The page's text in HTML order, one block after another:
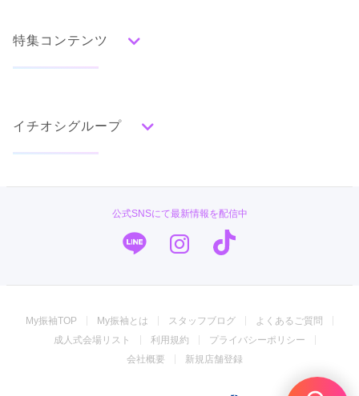
みんなの振袖ランキングトップ
色別ランキング
グレー
黒 白
エレガント キュート クール
百合
橘 蝶 鶴 松竹梅 扇面 車
華籠
熨斗
宝尽 波 雪輪 雲取り 道長取り
矢絣
縞 その他
口コミから探す
特集コンテンツ
ママ振特集
個性的振袖コーディネート特集
成人式レポート
振袖ブランド特集
イチオシグループ
ジョイフル恵利
振袖専門店 一蔵
公式SNSにて最新情報を配信中
My振袖TOP My振袖とは スタッフブログ
よくあるご質問
成人式会場リスト
利用規約
プライバシーポリシー
会社概要
新規店舗登録